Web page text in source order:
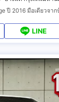
LINE